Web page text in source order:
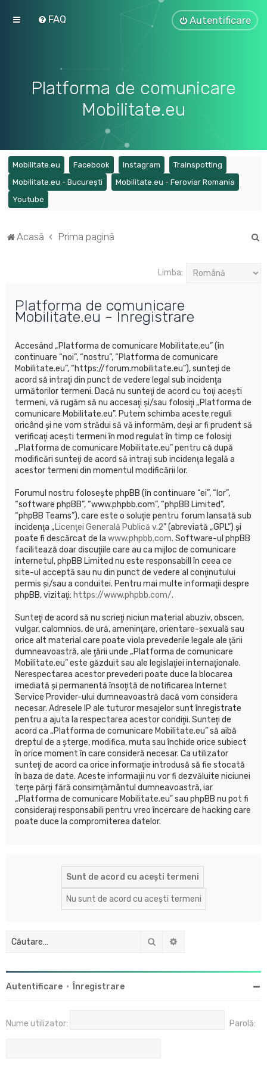
FAQ Autentificare
Platforma de comunicare
Mobilitate.eu
Mobilitate.eu (Opens a new tab)
Facebook (Opens a new tab)
Instagram (Opens a new tab)
Trainspotting
Mobilitate.eu - București (Opens a new tab)
Mobilitate.eu - Feroviar Romania
Youtube
Acasă Prima pagină
Limba:
Platforma de comunicare
Mobilitate.eu - Înregistrare
Accesând „Platforma de comunicare Mobilitate.eu” (în
continuare “noi”, “nostru”, “Platforma de comunicare
Mobilitate.eu”, “https://forum.mobilitate.eu”), sunteţi de
acord să intraţi din punct de vedere legal sub incidenţa
următorilor termeni. Dacă nu sunteţi de acord cu toţi aceşti
termeni, vă rugăm să nu accesaţi şi/sau folosiţi „Platforma de
comunicare Mobilitate.eu”. Putem schimba aceste reguli
oricând şi ne vom strădui să vă informăm, deşi ar fi prudent să
verificaţi aceşti termeni în mod regulat în timp ce folosiţi
„Platforma de comunicare Mobilitate.eu” pentru că după
modificări sunteţi de acord să intraţi sub incidenţa legală a
acestor termeni din momentul modificării lor.
Forumul nostru foloseşte phpBB (în continuare “ei”, “lor”,
“software phpBB”, “www.phpbb.com”, “phpBB Limited”,
“phpBB Teams”), care este o soluţie pentru forum lansată sub
incidenţa „Licenţei Generală Publică v.2” (abreviată „GPL”) şi
poate fi descărcat de la www.phpbb.com. Software-ul phpBB
facilitează doar discuţiile care au ca mijloc de comunicare
internetul, phpBB Limited nu este responsabill în ceea ce
site-ul acceptă sau nu din punct de vedere al conţinutului
permis şi/sau a conduitei. Pentru mai multe informaţii despre
phpBB, vizitaţi: https://www.phpbb.com/.
Sunteţi de acord să nu scrieţi niciun material abuziv, obscen,
vulgar, calomnios, de ură, ameninţare, orientare-sexuală sau
orice alt material care poate viola prevederile legale ale ţării
dumneavoastră, ale ţării unde „Platforma de comunicare
Mobilitate.eu” este găzduit sau ale legislaţiei internaţionale.
Nerespectarea acestor prevederi poate duce la blocarea
imediată şi permanentă însoţită de notificarea Internet
Service Provider-ului dumneavoastră dacă vom considera
necesar. Adresele IP ale tuturor mesajelor sunt înregistrate
pentru a ajuta la respectarea acestor condiţii. Sunteţi de
acord ca „Platforma de comunicare Mobilitate.eu” să aibă
dreptul de a şterge, modifica, muta sau închide orice subiect
în orice moment în care consideră necesar. Ca utilizator
sunteţi de acord ca orice informaţie introdusă să fie stocată
în baza de date. Aceste informaţii nu vor fi dezvăluite niciunei
terţe părţi fără consimţământul dumneavoastră, iar
„Platforma de comunicare Mobilitate.eu” sau phpBB nu pot fi
consideraţi responsabili pentru vreo încercare de hacking care
poate duce la compromiterea datelor.
Căutare
Autentificare • Înregistrare
Nume utilizator: Parolă: